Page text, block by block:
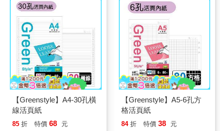
【Greenstyle】A4-30孔橫
線活頁紙
85 折 特價 68 元
【Greenstyle】A5-6孔方
格活頁紙
84 折 特價 38 元